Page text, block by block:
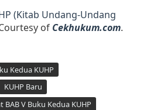
(Kitab Undang-Undang
of Cekhukum.com.
Kedua KUHP
KUHP Baru
V Buku Kedua KUHP